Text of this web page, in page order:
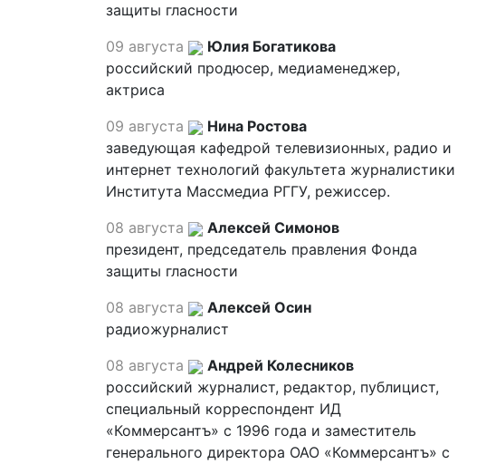
защиты гласности
09 августа
Юлия Богатикова
российский продюсер, медиаменеджер,
актриса
09 августа
Нина Ростова
заведующая кафедрой телевизионных, радио и
интернет технологий факультета журналистики
Института Массмедиа РГГУ, режиссер.
08 августа
Алексей Симонов
президент, председатель правления Фонда
защиты гласности
08 августа
Алексей Осин
радиожурналист
08 августа
Андрей Колесников
российский журналист, редактор, публицист,
специальный корреспондент ИД
«Коммерсантъ» с 1996 года и заместитель
генерального директора ОАО «Коммерсантъ» с